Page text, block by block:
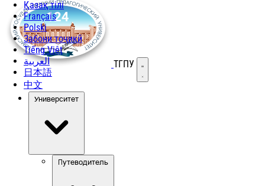
Қазақ тілі
Français
Polski
Забони тоҷикӣ
Tiếng Việt
العربية
日本語
中文
ТГПУ Открыть меню
Университет
Путеводитель